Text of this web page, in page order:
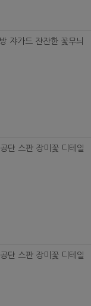
쟈가드 잔잔한 꽃무늬
단 스판 장미꽃 디테일
단 스판 장미꽃 디테일